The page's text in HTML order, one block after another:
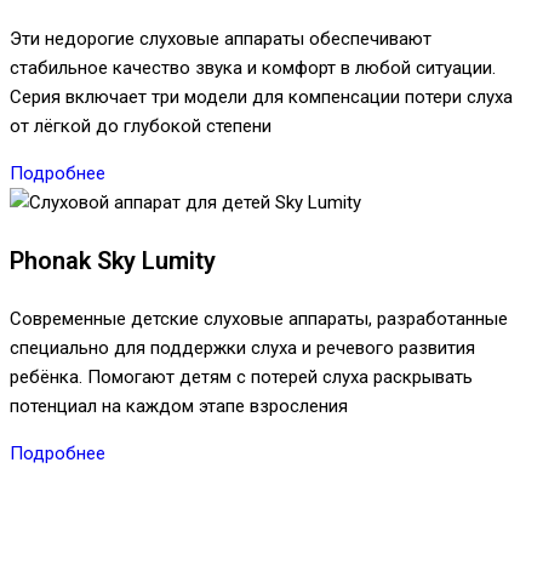
Эти недорогие слуховые аппараты обеспечивают
стабильное качество звука и комфорт в любой ситуации.
Серия включает три модели для компенсации потери слуха
от лёгкой до глубокой степени
Подробнее
Phonak Sky Lumity
Современные детские слуховые аппараты, разработанные
специально для поддержки слуха и речевого развития
ребёнка. Помогают детям с потерей слуха раскрывать
потенциал на каждом этапе взросления
Подробнее